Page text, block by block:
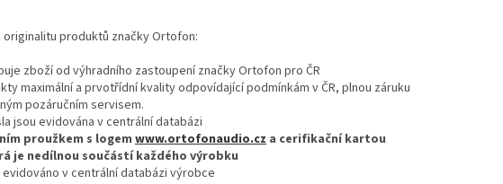
produktů značky Ortofon:
zboží od výhradního zastoupení značky Ortofon pro ČR
maximální a prvotřídní kvality odpovídající podmínkám v ČR, plnou záruku
pozáručním servisem.
jsou evidována v centrální databázi
proužkem s logem www.ortofonaudio.cz a cerifikační kartou
je nedílnou součástí každého výrobku
v centrální databázi výrobce